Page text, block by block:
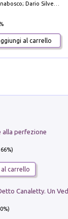
Dario Silvestro; Marco Sbrizzi
al carrello
alla perfezione
carrello